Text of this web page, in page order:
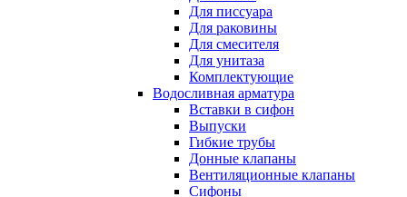
Для писсуара
Для раковины
Для смесителя
Для унитаза
Комплектующие
Водосливная арматура
Вставки в сифон
Выпуски
Гибкие трубы
Донные клапаны
Вентиляционные клапаны
Сифоны